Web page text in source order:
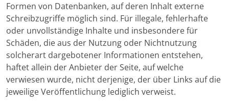
Formen von Datenbanken, auf deren Inhalt externe
Schreibzugriffe möglich sind. Für illegale, fehlerhafte
oder unvollständige Inhalte und insbesondere für
Schäden, die aus der Nutzung oder Nichtnutzung
solcherart dargebotener Informationen entstehen,
haftet allein der Anbieter der Seite, auf welche
verwiesen wurde, nicht derjenige, der über Links auf die
jeweilige Veröffentlichung lediglich verweist.